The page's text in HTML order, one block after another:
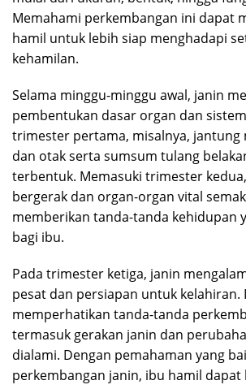
Memahami perkembangan ini dapat
hamil untuk lebih siap menghadapi
kehamilan.
Selama minggu-minggu awal, janin
pembentukan dasar organ dan
trimester pertama, misalnya, jantung
dan otak serta sumsum tulang
terbentuk. Memasuki trimester
bergerak dan organ-organ vital
memberikan tanda-tanda kehidupan
bagi ibu.
Pada trimester ketiga, janin
pesat dan persiapan untuk kelahiran.
memperhatikan tanda-tanda
termasuk gerakan janin dan
dialami. Dengan pemahaman yang
perkembangan janin, ibu hamil dapat